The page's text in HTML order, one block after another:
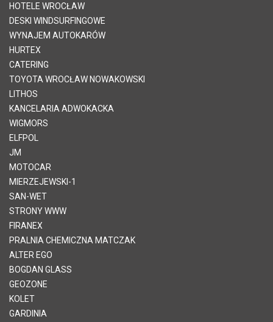
HOTELE WROCŁAW
DESKI WINDSURFINGOWE
WYNAJEM AUTOKARÓW
HURTEX
CATERING
TOYOTA WROCŁAW NOWAKOWSKI
LITHOS
KANCELARIA ADWOKACKA
WIGMORS
ELFPOL
JM
MOTOCAR
MIERZEJEWSKI-1
SAN-WET
STRONY WWW
FIRANEX
PRALNIA CHEMICZNA MATCZAK
ALTER EGO
BOGDAN GLASS
GEOZONE
KOLET
GARDINIA